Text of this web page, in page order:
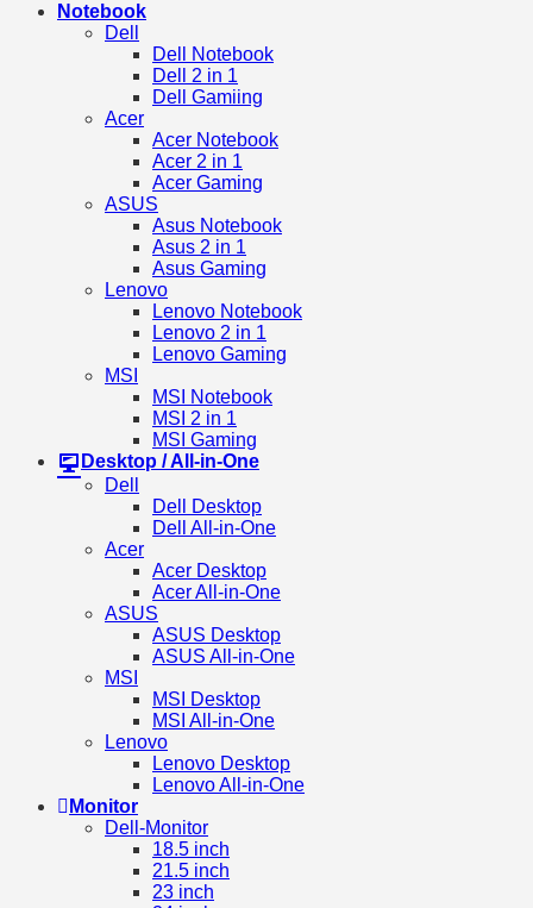
Notebook
Dell
Dell Notebook
Dell 2 in 1
Dell Gamiing
Acer
Acer Notebook
Acer 2 in 1
Acer Gaming
ASUS
Asus Notebook
Asus 2 in 1
Asus Gaming
Lenovo
Lenovo Notebook
Lenovo 2 in 1
Lenovo Gaming
MSI
MSI Notebook
MSI 2 in 1
MSI Gaming
Desktop / All-in-One
Dell
Dell Desktop
Dell All-in-One
Acer
Acer Desktop
Acer All-in-One
ASUS
ASUS Desktop
ASUS All-in-One
MSI
MSI Desktop
MSI All-in-One
Lenovo
Lenovo Desktop
Lenovo All-in-One
Monitor
Dell-Monitor
18.5 inch
21.5 inch
23 inch